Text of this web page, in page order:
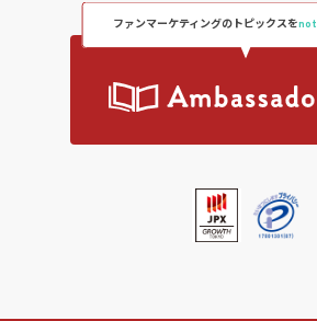
ファンマーケティングのトピックスを